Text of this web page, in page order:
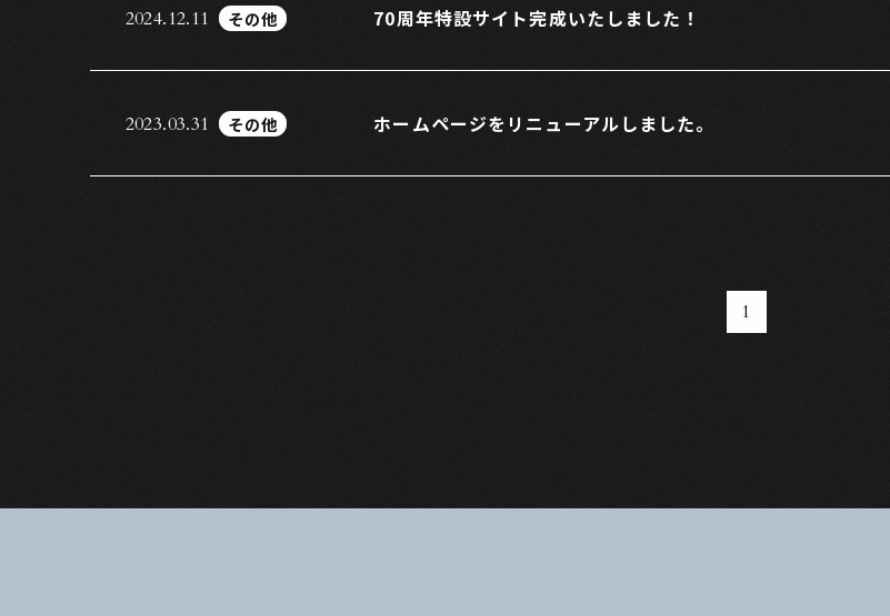
2024.12.11 その他 70周年特設サイト完成いたしました！
2023.03.31 その他 ホームページをリニューアルしました。
1